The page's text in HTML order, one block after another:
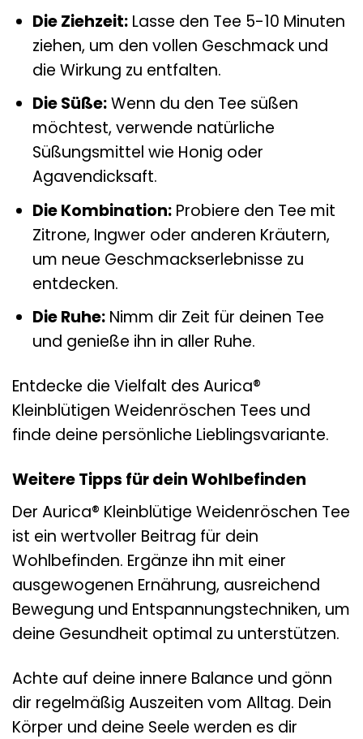
Die Ziehzeit:Lasse den Tee 5-10 Minuten
ziehen, um den vollen Geschmack und
die Wirkung zu entfalten.
Die Süße:Wenn du den Tee süßen
möchtest, verwende natürliche
Süßungsmittel wie Honig oder
Agavendicksaft.
Die Kombination:Probiere den Tee mit
Zitrone, Ingwer oder anderen Kräutern,
um neue Geschmackserlebnisse zu
entdecken.
Die Ruhe:Nimm dir Zeit für deinen Tee
und genieße ihn in aller Ruhe.
Entdecke die Vielfalt des Aurica®
Kleinblütigen Weidenröschen Tees und
finde deine persönliche Lieblingsvariante.
Weitere Tipps für dein Wohlbefinden
Der Aurica® Kleinblütige Weidenröschen Tee
ist ein wertvoller Beitrag für dein
Wohlbefinden. Ergänze ihn mit einer
ausgewogenen Ernährung, ausreichend
Bewegung und Entspannungstechniken, um
deine Gesundheit optimal zu unterstützen.
Achte auf deine innere Balance und gönn
dir regelmäßig Auszeiten vom Alltag. Dein
Körper und deine Seele werden es dir